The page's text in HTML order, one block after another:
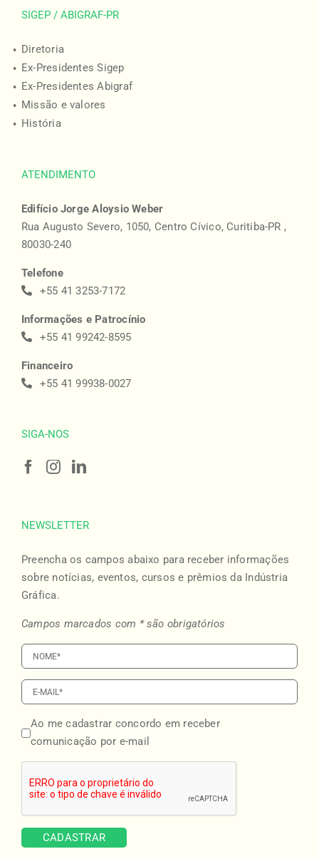
SIGEP / ABIGRAF-PR
Diretoria
Ex-Presidentes Sigep
Ex-Presidentes Abigraf
Missão e valores
História
ATENDIMENTO
Edifício Jorge Aloysio Weber
Rua Augusto Severo, 1050, Centro Cívico, Curitiba-PR ,
80030-240
Telefone
+55 41 3253-7172
Informações e Patrocínio
+55 41 99242-8595
Financeiro
+55 41 99938-0027
SIGA-NOS
NEWSLETTER
Preencha os campos abaixo para receber informações
sobre notícias, eventos, cursos e prêmios da Indústria
Gráfica.
Campos marcados com * são obrigatórios
Ao me cadastrar concordo em receber
comunicação por e-mail